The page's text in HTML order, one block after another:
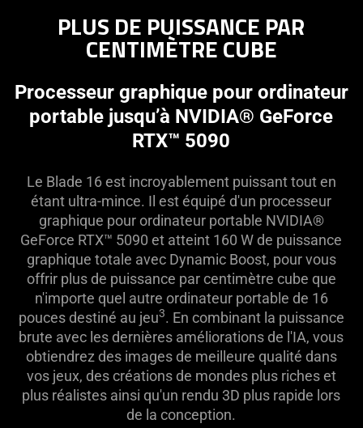
PLUS DE PUISSANCE PAR
CENTIMÈTRE CUBE
Processeur graphique pour ordinateur
portable jusqu’à NVIDIA® GeForce
RTX™ 5090
Le Blade 16 est incroyablement puissant tout en
étant ultra-mince. Il est équipé d'un processeur
graphique pour ordinateur portable NVIDIA®
GeForce RTX™ 5090 et atteint 160 W de puissance
graphique totale avec Dynamic Boost, pour vous
offrir plus de puissance par centimètre cube que
n'importe quel autre ordinateur portable de 16
pouces destiné au jeu3. En combinant la puissance
brute avec les dernières améliorations de l'IA, vous
obtiendrez des images de meilleure qualité dans
vos jeux, des créations de mondes plus riches et
plus réalistes ainsi qu'un rendu 3D plus rapide lors
de la conception.